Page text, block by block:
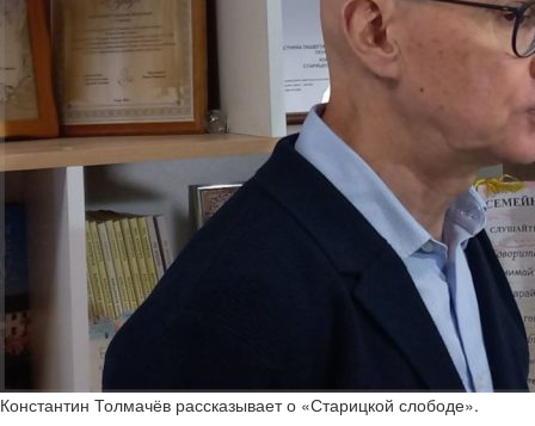
Константин Толмачёв рассказывает о «Старицкой слободе».